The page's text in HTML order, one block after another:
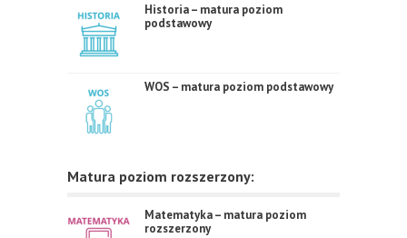
Historia – matura poziom
podstawowy
WOS – matura poziom podstawowy
Matura poziom rozszerzony:
Matematyka – matura poziom
rozszerzony